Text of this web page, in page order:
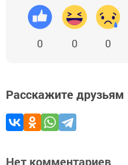
0 0 0
Расскажите друзьям
Нет комментариев